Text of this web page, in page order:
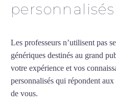
personnalisés
Les professeurs n’utilisent pas
génériques destinés au grand
votre expérience et vos
personnalisés qui répondent
de vous.